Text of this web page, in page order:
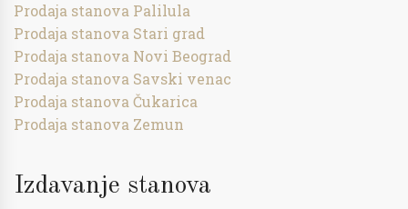
Prodaja stanova Palilula
Prodaja stanova Stari grad
Prodaja stanova Novi Beograd
Prodaja stanova Savski venac
Prodaja stanova Čukarica
Prodaja stanova Zemun
Izdavanje stanova